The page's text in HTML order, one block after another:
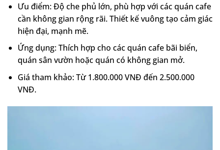
Ưu điểm: Độ che phủ lớn, phù hợp với các quán cafe
cần không gian rộng rãi. Thiết kế vuông tạo cảm giác
hiện đại, mạnh mẽ.
Ứng dụng: Thích hợp cho các quán cafe bãi biển,
quán sân vườn hoặc quán có không gian mở.
Giá tham khảo: Từ 1.800.000 VNĐ đến 2.500.000
VNĐ.